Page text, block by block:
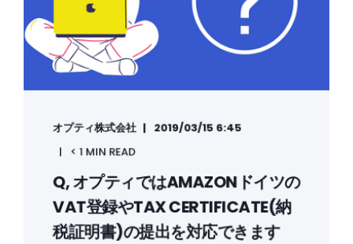
オプティ株式会社
2019/03/15 6:45
< 1 MIN READ
Q, オプティではAMAZONドイツの
VAT登録やTAX CERTIFICATE(納
税証明書)の提出を対応できます